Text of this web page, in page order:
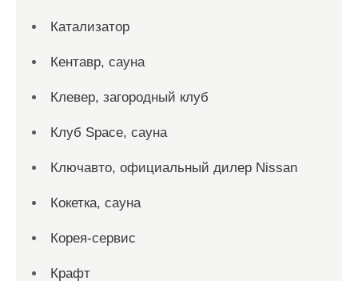
Катализатор
Кентавр, сауна
Клевер, загородный клуб
Клуб Space, сауна
Ключавто, официальный дилер Nissan
Кокетка, сауна
Корея-сервис
Крафт